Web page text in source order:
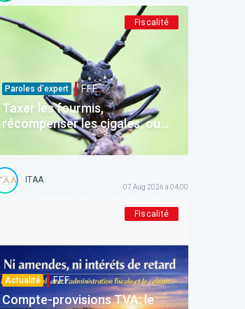
Fiscalité
Paroles d’expert F.F.F.
Taxer les fourmis,
récompenser les cigales, ou
comment la Belgique
décourage ceux qui épargnent
ITAA
07 Aug 2026 à 04:00
Fiscalité
Actualité F.F.F.
Compte-provisions TVA: le